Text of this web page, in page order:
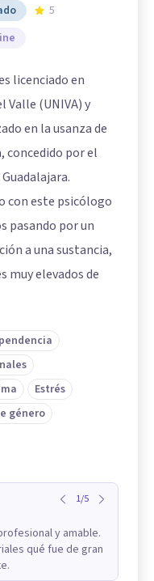
5
licenciado en
Valle (UNIVA) y
en la usanza de
concedido por el
con este psicólogo
pasando por un
a una sustancia,
muy elevados de
Estrés
género
1/5
y amable.
qué fue de gran